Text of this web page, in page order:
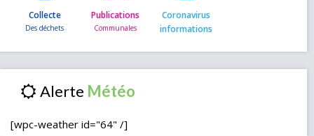
Collecte Publications
Coronavirus
informations
Alerte
[wpc-weather id="64" /]